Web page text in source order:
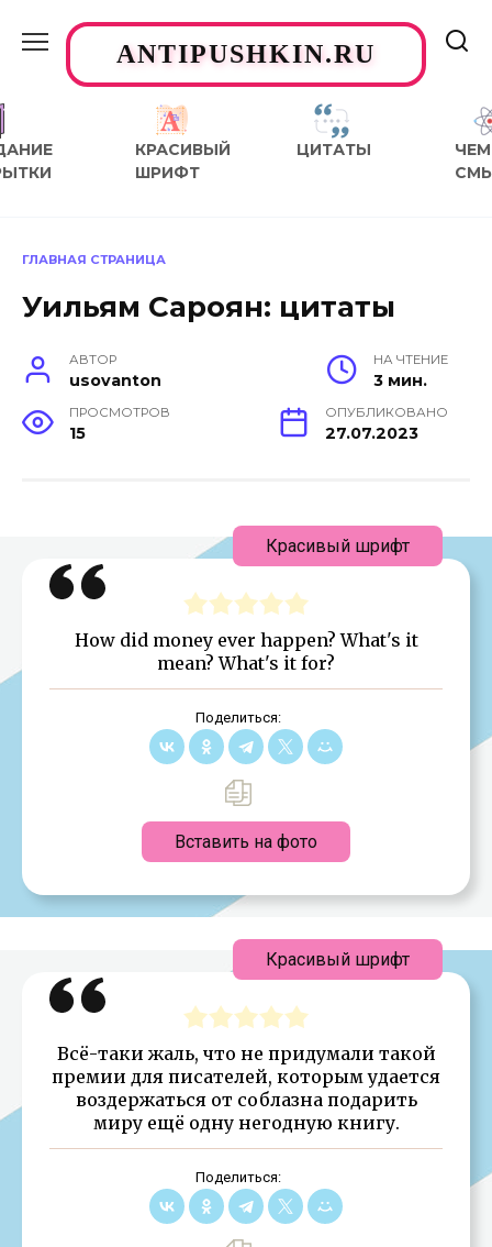
содержаниюANTIPUSHKIN.RU
КРАСИВЫЙ
ШРИФТ
ЦИТАТЫ
ЧЕМ
ГЛАВНАЯ СТРАНИЦА
Уильям Сароян: цитаты
АВТОР
usovanton
НА ЧТЕНИЕ
3 мин.
ПРОСМОТРОВ
15
ОПУБЛИКОВАНО
27.07.2023
How did money ever happen? What's it
mean? What's it for?
Поделиться:
Вставить на фото
Красивый шрифт
Всё-таки жаль, что не придумали такой
премии для писателей, которым удается
воздержаться от соблазна подарить
миру ещё одну негодную книгу.
Поделиться:
Красивый шрифт